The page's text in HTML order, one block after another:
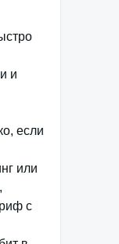
и
если
или
с